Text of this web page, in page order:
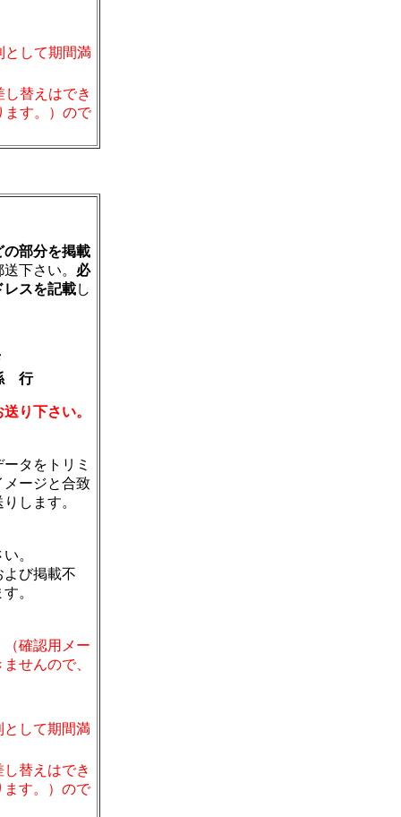
として期間満
替えはでき
ます。）ので
の部分を掲載
下さい。 必
レスを記載し
行
り下さい。
タをトリミ
メージと合致
します。
。
び掲載不
。
確認用メー
せんので、
として期間満
替えはでき
ます。）ので